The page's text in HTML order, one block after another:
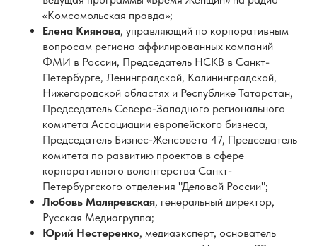
Председатель Северо-Западного регионального
комитета Ассоциации европейского бизнеса,
Председатель Бизнес-Женсовета 47, Председатель
комитета по развитию проектов в сфере
корпоративного волонтерства Санкт-
Петербургского отделения "Деловой России";
Любовь Маляревская , генеральный директор,
Русская Медиагруппа;
Юрий Нестеренко, медиаэксперт, основатель
коммуникационного агентства «Непросто PR», член
экспертного совета комитета Госдумы по защите
семьи.